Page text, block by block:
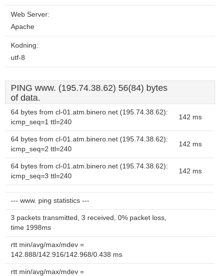
Web Server:
Apache
Kodning:
utf-8
PING www. (195.74.38.62) 56(84) bytes
of data.
64 bytes from cl-01.atm.binero.net (195.74.38.62):
icmp_seq=1 ttl=240
142 ms
64 bytes from cl-01.atm.binero.net (195.74.38.62):
icmp_seq=2 ttl=240
142 ms
64 bytes from cl-01.atm.binero.net (195.74.38.62):
icmp_seq=3 ttl=240
142 ms
--- www. ping statistics ---
3 packets transmitted, 3 received, 0% packet loss,
time 1998ms
rtt min/avg/max/mdev =
142.888/142.916/142.968/0.438 ms
rtt min/avg/max/mdev =